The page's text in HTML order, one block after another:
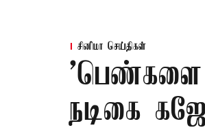
சினிமா செய்திகள்
'பெண்களை
நடிகை